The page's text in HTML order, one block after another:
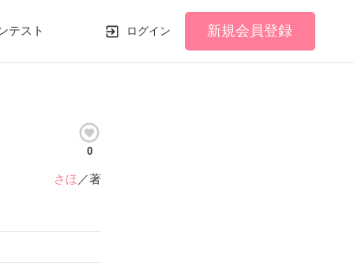
テスト ログイン 新規会員登録
0
さほ ／著